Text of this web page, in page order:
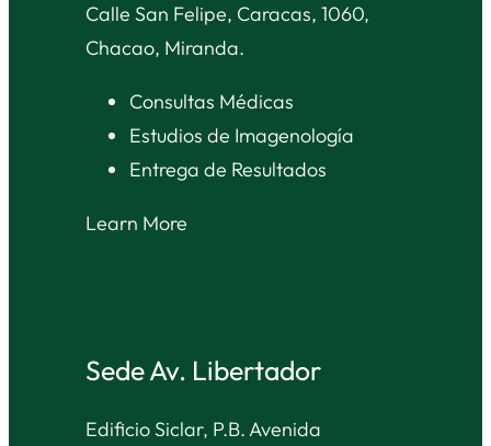
Calle San Felipe, Caracas, 1060,
Chacao, Miranda.
Consultas Médicas
Estudios de Imagenología
Entrega de Resultados
Learn More
Sede Av. Libertador
Edificio Siclar, P.B. Avenida